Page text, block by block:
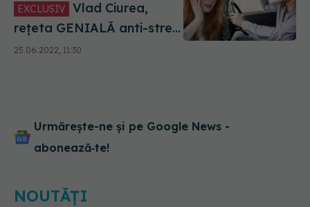
EXCLUSIV
rețeta GENIALĂ anti-stres.
Ce să faci dacă ești
claxonat sau înjurat: Inima
25.06.2022, 11:30
Urmărește-ne și pe Google News -
abonează‑te!
NOUTĂȚI